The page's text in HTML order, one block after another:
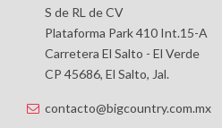
S de RL de CV
Plataforma Park 410 Int.15-A
Carretera El Salto - El Verde
CP 45686, El Salto, Jal.
contacto@bigcountry.com.mx